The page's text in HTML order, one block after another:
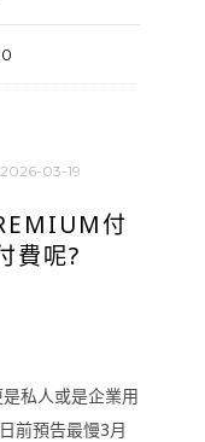
2026-03-19
付
費呢?
私人或是企業用
前預告最慢3月